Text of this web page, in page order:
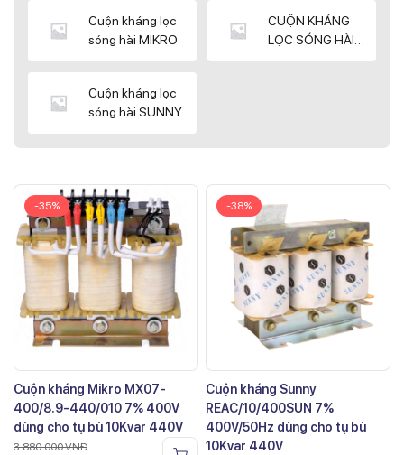
Cuộn kháng lọc
sóng hài MIKRO
CUỘN KHÁNG
LỌC SÓNG HÀI
Cuộn kháng lọc
sóng hài SUNNY
-35%
Cuộn kháng Mikro MX07-
400/8.9-440/010 7% 400V
dùng cho tụ bù 10Kvar 440V
3.880.000VNĐ
-38%
Cuộn kháng Sunny
REAC/10/400SUN 7%
400V/50Hz dùng cho tụ bù
10Kvar 440V